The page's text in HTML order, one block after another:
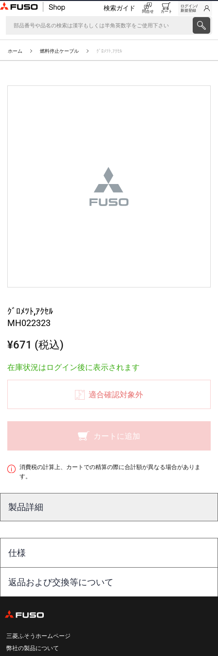
検索ガイド 問合せ カート
ログイン/
新規登録
ホーム 燃料停止ケーブル ｸﾞﾛﾒﾂﾄ,ｱｸｾﾙ
ｸﾞﾛﾒﾂﾄ,ｱｸｾﾙ
MH022323
¥671 (税込)
在庫状況はログイン後に表示されます
適合確認対象外
カートに追加
消費税の計算上、カートでの精算の際に合計額が異なる場合がありま
す。
製品詳細
仕様
返品および交換等について
三菱ふそうホームページ
弊社の製品について